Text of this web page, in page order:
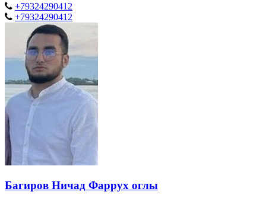
+79324290412
+79324290412
Багиров Ничад Фаррух оглы